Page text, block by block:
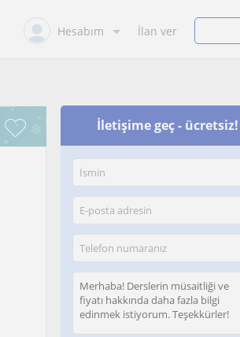
Hesabım İlan ver
İletişime geç - ücretsiz!